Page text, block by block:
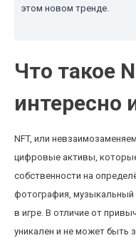
этом новом тренде.
Что такое
интересно
NFT, или
цифровые активы,
собственности на
фотография, музыкальный
в игре. В отличие от
уникален и не может быть